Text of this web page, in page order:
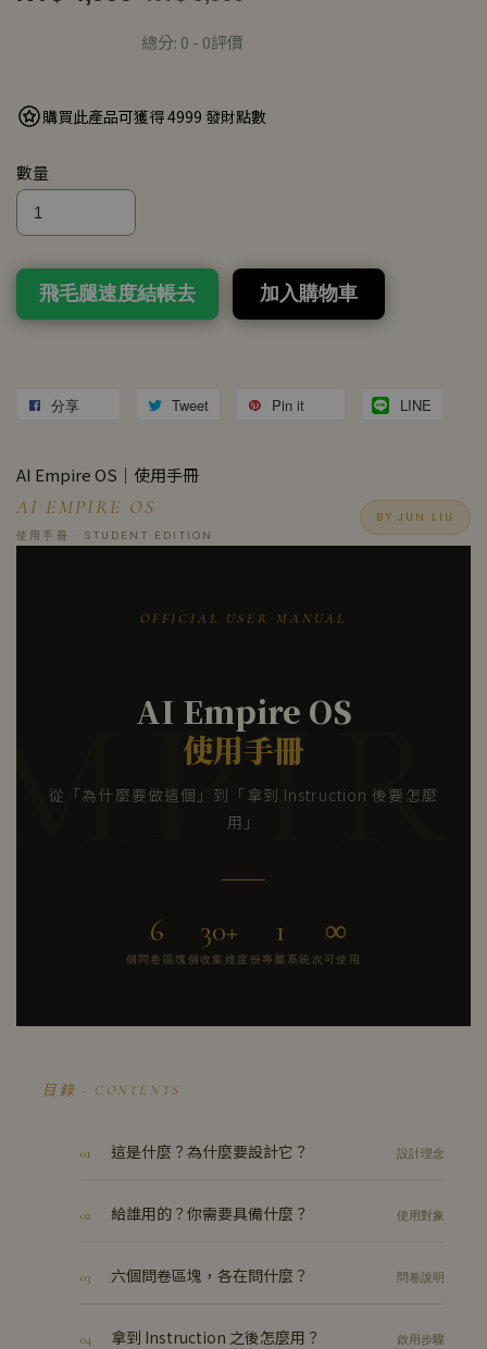
總分: 0 - 0評價
購買此產品可獲得 4999 發財點數
數量
飛毛腿速度結帳去 加入購物車
分享 Tweet Pin it LINE
AI Empire OS｜使用手冊
AI EMPIRE OS
使用手冊 · STUDENT EDITION
BY JUN LIU
OFFICIAL USER MANUAL
AI Empire OS
使用手冊
從「為什麼要做這個」到「拿到 Instruction 後要怎麼
用」
6
個問卷區塊
30+
個收集維度
1
份專屬系統
∞
次可使用
目錄 · CONTENTS
01 這是什麼？為什麼要設計它？ 設計理念
02 給誰用的？你需要具備什麼？ 使用對象
03 六個問卷區塊，各在問什麼？ 問卷說明
04 拿到 Instruction 之後怎麼用？ 啟用步驟